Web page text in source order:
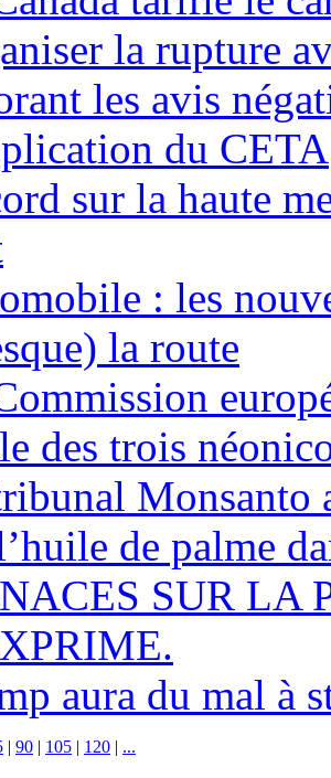
la rupture
les avis
du CETA
sur la haute
: les
la route
des trois
Monsanto
de palme
SUR LA
aura du mal à
| 90 | 105 | 120 | ...